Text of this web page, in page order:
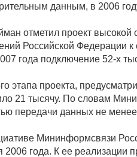
данным, в 2006
отметил проект высокой
Российской Федерации к
года подключение 52-х
этапа проекта,
21 тысячу. По словам
передачи данных не менее
Мининформсвязи
2006 года. К ее